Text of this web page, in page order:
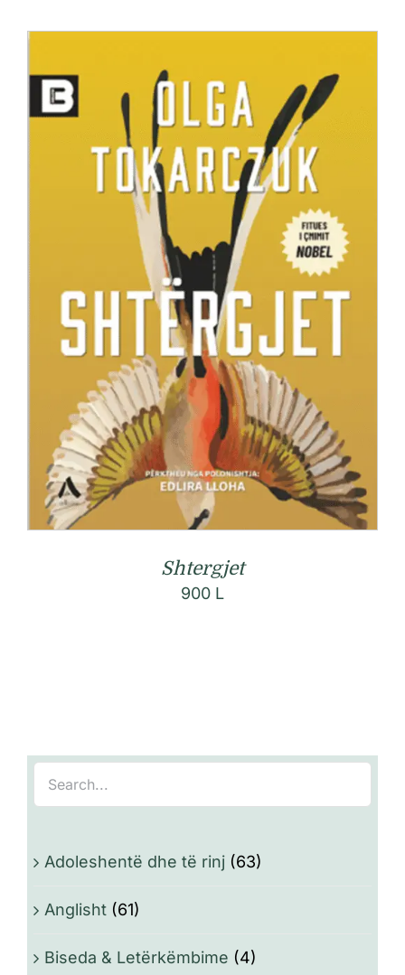
Ditarë
Evente
Shtergjet
900 L
Adoleshentë dhe të rinj (63)
Anglisht (61)
Biseda & Letërkëmbime (4)